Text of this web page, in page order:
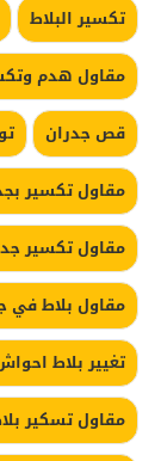
تكسير البلاط
مقاول هدم
قص جدران
مقاول تكسير
مقاول تكسير
مقاول بلاط في
تغيير بلاط
مقاول تسكير